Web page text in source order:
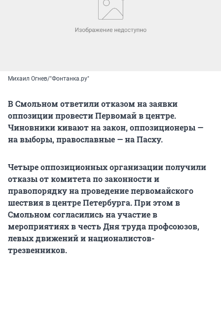
Михаил Огнев/"Фонтанка.ру"
В Смольном ответили отказом на заявки
оппозиции провести Первомай в центре.
Чиновники кивают на закон, оппозиционеры —
на выборы, православные — на Пасху.
Четыре оппозиционных организации получили
отказы от комитета по законности и
правопорядку на проведение первомайского
шествия в центре Петербурга. При этом в
Смольном согласились на участие в
мероприятиях в честь Дня труда профсоюзов,
левых движений и националистов-
трезвенников.